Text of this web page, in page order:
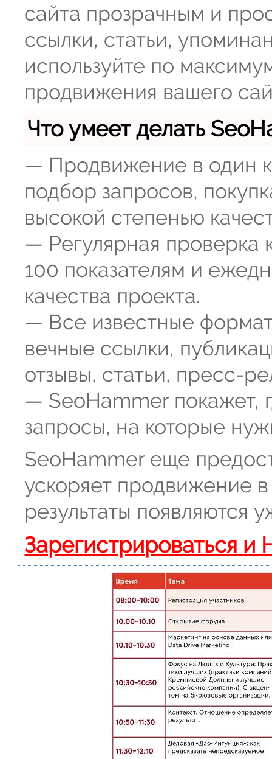
сайта прозрачным и
ссылки, статьи,
используйте по
продвижения вашего
Что умеет делать
— Продвижение в один
подбор запросов,
высокой степенью
— Регулярная проверка
100 показателям и
качества проекта.
— Все известные
вечные ссылки,
отзывы, статьи, пресс-
— SeoHammer покажет,
запросы, на которые
SeoHammer еще
ускоряет продвижение
результаты появляются
Зарегистрироваться и